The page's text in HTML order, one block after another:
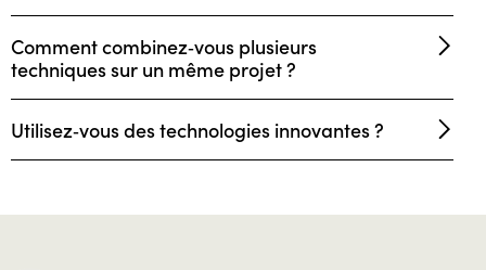
Comment combinez‑vous plusieurs
techniques sur un même projet ?
Utilisez‑vous des technologies innovantes ?